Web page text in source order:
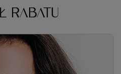
RABATU